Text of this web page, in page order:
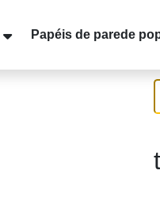
Papéis de parede